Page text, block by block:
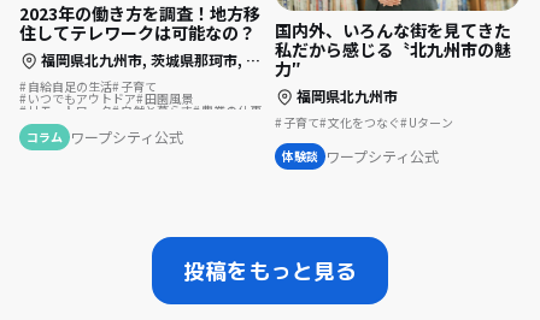
2023年の働き方を調査！地方移
住してテレワークは可能なの？
福岡県北九州市, 茨城県那珂市, 長崎県長崎市,静岡県静岡市,静岡県伊東市
自給自足の生活 子育て
いつでもアウトドア 田園風景
リモートワーク 自然と暮らす 農業の仕事
夢の暮らし
スポーツで豊かに 古民家を活用
テレワーク ふるさとで暮らす
コラム ワープシティ公式
国内外、いろんな街を見てきた
私だから感じる〝北九州市の魅
力″
福岡県北九州市
子育て 文化をつなぐ
Uターン
体験談 ワープシティ公式
投稿をもっと見る